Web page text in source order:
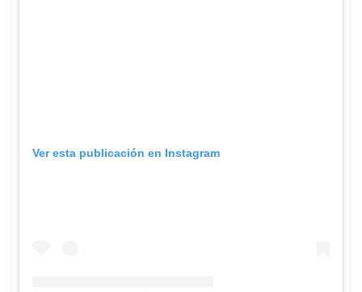
Ver esta publicación en Instagram